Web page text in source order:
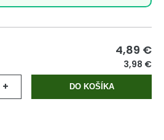
4,89 €
3,98 €
+ DO KOŠÍKA